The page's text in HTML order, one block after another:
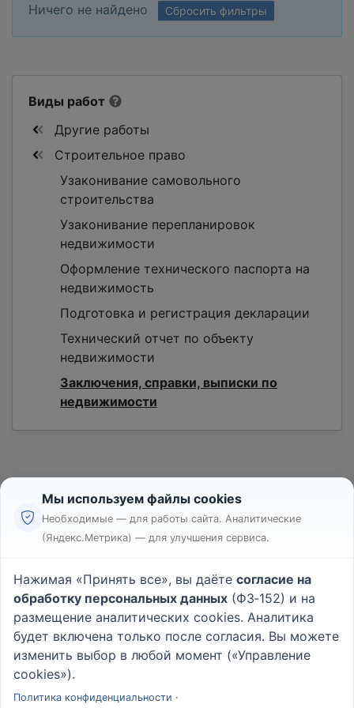
Ничего не найдено Сбросить фильтры
Виды работ
Другие работы
Строительное право
Узаконивание самовольного
строительства
Узаконивание перепланировок
недвижимости
Оформление технического паспорта на
недвижимость
Подготовка и регистрация декларации
Технический отчет по объекту
недвижимости
Заключения, справки, выписки по
недвижимости
Реклама
Пользовательское соглашение
Политика конфиденциальности
Вопрос - Ответ|О проекте
Мы используем файлы cookies
Необходимые — для работы сайта. Аналитические
(Яндекс.Метрика) — для улучшения сервиса.
Нажимая «Принять все», вы даёте согласие на
обработку персональных данных (ФЗ‑152) и на
размещение аналитических cookies. Аналитика
будет включена только после согласия. Вы можете
изменить выбор в любой момент («Управление
cookies»).
Политика конфиденциальности ·